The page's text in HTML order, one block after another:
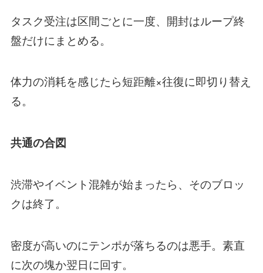
タスク受注は区間ごとに一度、開封はループ終
盤だけにまとめる。
体力の消耗を感じたら短距離×往復に即切り替え
る。
共通の合図
渋滞やイベント混雑が始まったら、そのブロッ
クは終了。
密度が高いのにテンポが落ちるのは悪手。素直
に次の塊か翌日に回す。